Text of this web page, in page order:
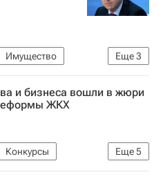
Еще3
Имущество
Россия
и бизнеса вошли в жюри
ЖКХ
Еще5
Конкурсы